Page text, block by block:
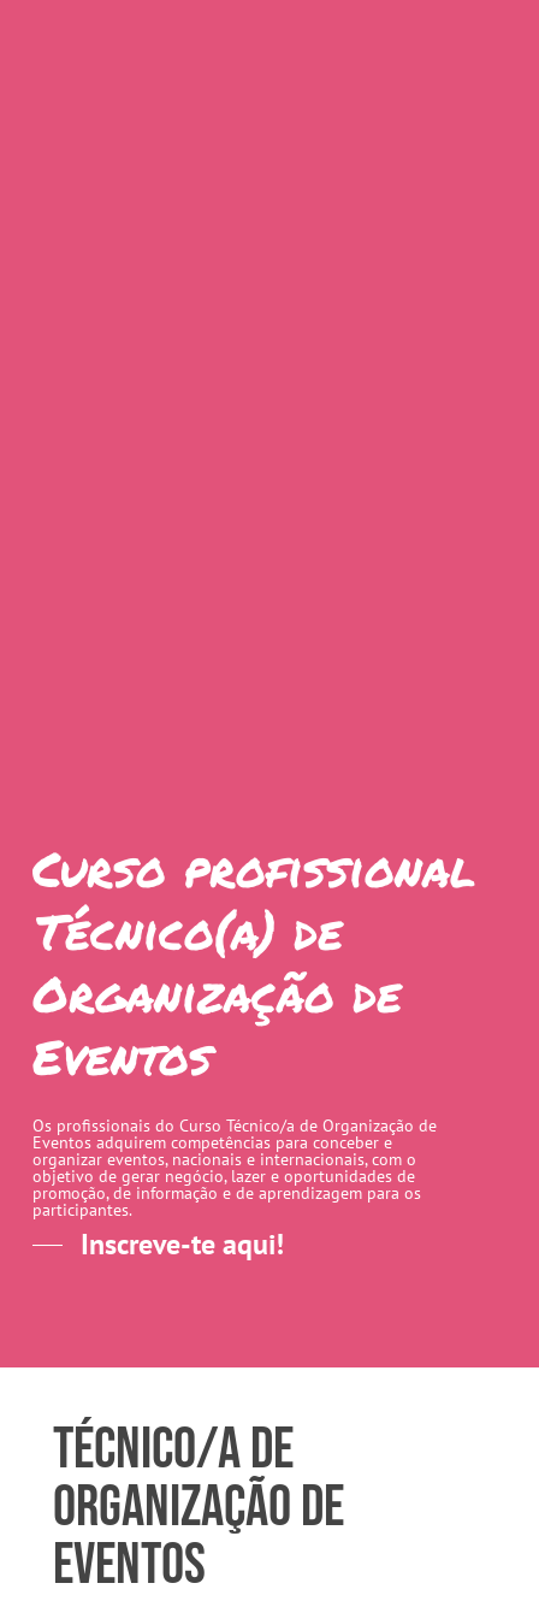
Curso profissional
Técnico(a) de
Organização de
Eventos
Os profissionais do Curso Técnico/a de Organização de
Eventos adquirem competências para conceber e
organizar eventos, nacionais e internacionais, com o
objetivo de gerar negócio, lazer e oportunidades de
promoção, de informação e de aprendizagem para os
participantes.
Inscreve-te aqui!
Técnico/a de
Organização de
Eventos